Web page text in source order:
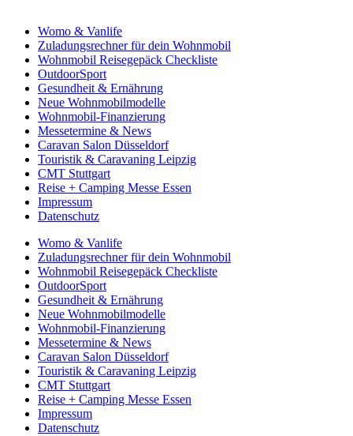
Womo & Vanlife
Zuladungsrechner für dein Wohnmobil
Wohnmobil Reisegepäck Checkliste
OutdoorSport
Gesundheit & Ernährung
Neue Wohnmobilmodelle
Wohnmobil-Finanzierung
Messetermine & News
Caravan Salon Düsseldorf
Touristik & Caravaning Leipzig
CMT Stuttgart
Reise + Camping Messe Essen
Impressum
Datenschutz
Womo & Vanlife
Zuladungsrechner für dein Wohnmobil
Wohnmobil Reisegepäck Checkliste
OutdoorSport
Gesundheit & Ernährung
Neue Wohnmobilmodelle
Wohnmobil-Finanzierung
Messetermine & News
Caravan Salon Düsseldorf
Touristik & Caravaning Leipzig
CMT Stuttgart
Reise + Camping Messe Essen
Impressum
Datenschutz